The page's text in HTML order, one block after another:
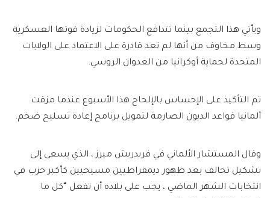
ويأتي هذا التجمع بينما تتدافع الحكومات لزيادة قوتها العسكرية
وسط مخاوف من أنها لم تعد قادرة على الاعتماد على الولايات
المتحدة لحماية أوكرانيا من العدوان الروسي.
تم التأكيد على الإحساس بالإلحاح هذا الأسبوع عندما مزقت
ألمانيا قواعد الديون الصارمة لتمويل برنامج إعادة تسليح ضخم.
وقال المستشار الألماني في فريدريش ميرز ، الذي يسعى إلى
تشكيل تحالف بعد ظهور ديمقراطيين مسيحيين كأكبر حزب في
انتخابات الشهر الماضي ، يجب على بلاده أن تفعل “كل ما